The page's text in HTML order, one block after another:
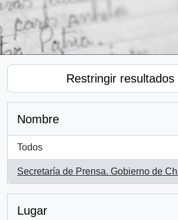
Restringir resultados
Nombre
Todos
Secretaría de Prensa. Gobierno de
, 1 resultados
Lugar